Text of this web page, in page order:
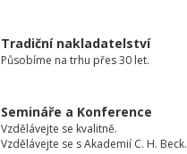
Tradiční nakladatelství
Působíme na trhu přes 30 let.
Semináře a Konference
Vzdělávejte se kvalitně.
Vzdělávejte se s Akademií C. H. Beck.